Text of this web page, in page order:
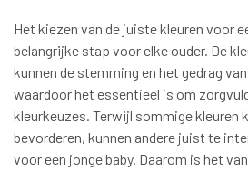
Het kiezen van de juiste kleuren voor
belangrijke stap voor elke ouder. De
kunnen de stemming en het gedrag
waardoor het essentieel is om
kleurkeuzes. Terwijl sommige kleuren
bevorderen, kunnen andere juist te
voor een jonge baby. Daarom is het